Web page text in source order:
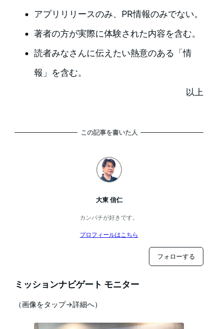
アプリリリースのみ、PR情報のみでない。
著者の方が実際に体験された内容を含む。
読者みなさんに伝えたい熱意のある「情
報」を含む。
以上
この記事を書いた人
大東 信仁
カンパチが好きです。
プロフィールはこちら
フォローする
ミッションナビゲート モニター
（画像をタップ→詳細へ）